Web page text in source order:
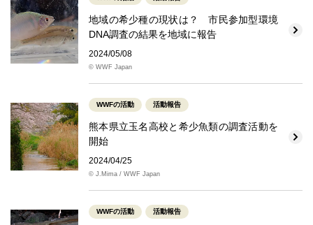
地域の希少種の現状は？ 市民参加型環境
DNA調査の結果を地域に報告
2024/05/08
© WWF Japan
WWFの活動 活動報告
熊本県立玉名高校と希少魚類の調査活動を
開始
2024/04/25
© J.Mima / WWF Japan
WWFの活動 活動報告